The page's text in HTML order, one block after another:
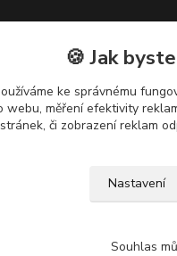
🍪 Jak
ke správnému
měření efektivity
či zobrazení reklam
Nastavení
Souhlas